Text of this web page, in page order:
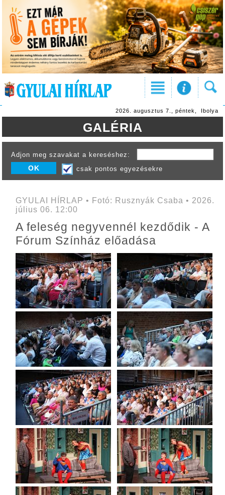
2026. augusztus 7., péntek, Ibolya
GALÉRIA
Adjon meg szavakat a kereséshez:
csak pontos egyezésekre
GYULAI HÍRLAP • Fotó: Rusznyák Csaba • 2026.
július 06. 12:00
A feleség negyvennél kezdődik - A
Fórum Színház előadása